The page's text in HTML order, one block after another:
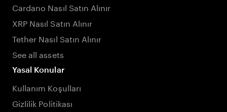
Cardano Nasıl Satın Alınır
XRP Nasıl Satın Alınır
Tether Nasıl Satın Alınır
See all assets
Yasal Konular
Kullanım Koşulları
Gizlilik Politikası